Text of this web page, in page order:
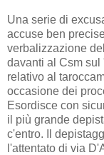
Una serie di
accuse ben
verbalizzazione
davanti al Csm
relativo al
occasione dei
Esordisce con
il più grande
c'entro. Il
l'attentato di via